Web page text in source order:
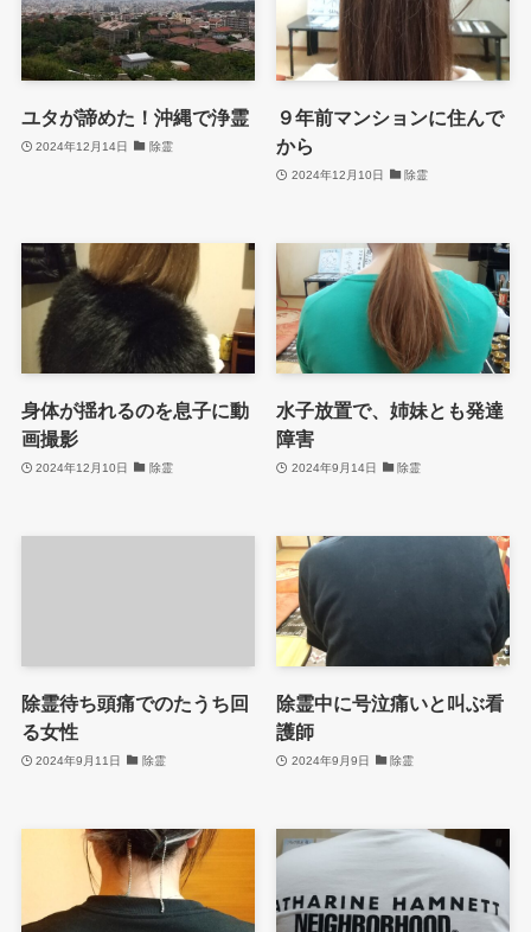
ユタが諦めた！沖縄で浄霊
2024年12月14日 除霊
９年前マンションに住んで
から
2024年12月10日 除霊
身体が揺れるのを息子に動
画撮影
2024年12月10日 除霊
水子放置で、姉妹とも発達
障害
2024年9月14日 除霊
除霊待ち頭痛でのたうち回
る女性
2024年9月11日 除霊
除霊中に号泣痛いと叫ぶ看
護師
2024年9月9日 除霊